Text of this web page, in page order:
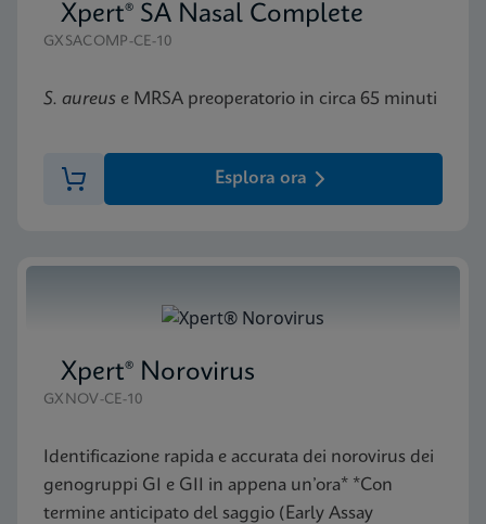
Xpert® SA Nasal Complete
GXSACOMP-CE-10
S. aureus e MRSA preoperatorio in circa 65 minuti
Esplora ora
Xpert® Norovirus
GXNOV-CE-10
Identificazione rapida e accurata dei norovirus dei
genogruppi GI e GII in appena un’ora* *Con
termine anticipato del saggio (Early Assay